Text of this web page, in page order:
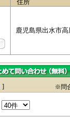
住所
鹿児島県出水市
] ※問